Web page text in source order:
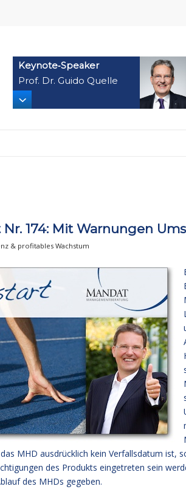
Keynote‑Speaker
Prof. Dr. Guido Quelle
174: Mit Warnungen
& profitables Wachstum
MHD ausdrücklich kein Verfallsdatum ist,
des Produkts eingetreten sein
des MHDs gegeben.